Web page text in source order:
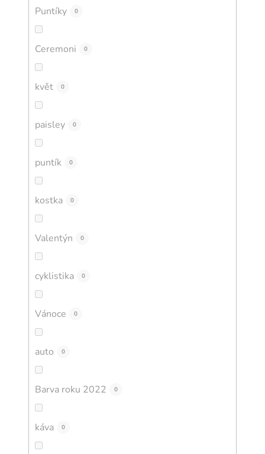
Puntíky 0
Ceremoni 0
květ 0
paisley 0
puntík 0
kostka 0
Valentýn 0
cyklistika 0
Vánoce 0
auto 0
Barva roku 2022 0
káva 0